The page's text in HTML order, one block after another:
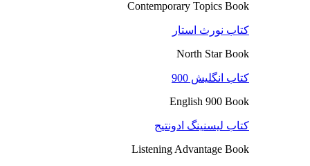
Contemporary Topics Book
کتاب نورث استار
North Star Book
کتاب انگلیش 900
English 900 Book
کتاب لیسنینگ ادونتیج
Listening Advantage Book